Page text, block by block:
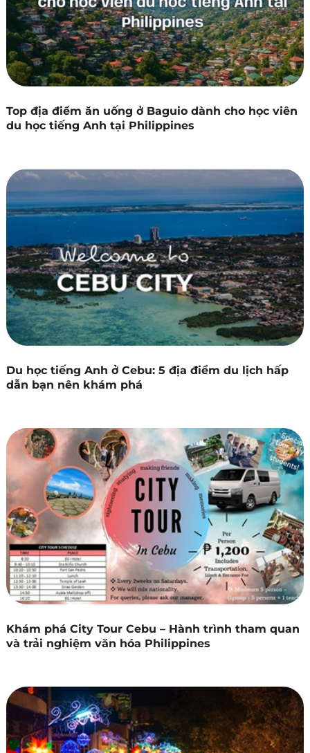
Top địa điểm ăn uống ở Baguio dành cho học viên
du học tiếng Anh tại Philippines
Du học tiếng Anh ở Cebu: 5 địa điểm du lịch hấp
dẫn bạn nên khám phá
Khám phá City Tour Cebu – Hành trình tham quan
và trải nghiệm văn hóa Philippines